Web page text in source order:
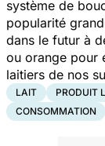
système de
popularité
dans le futur à
ou orange pour
laitiers de nos
LAIT PRODUIT
CONSOMMATION